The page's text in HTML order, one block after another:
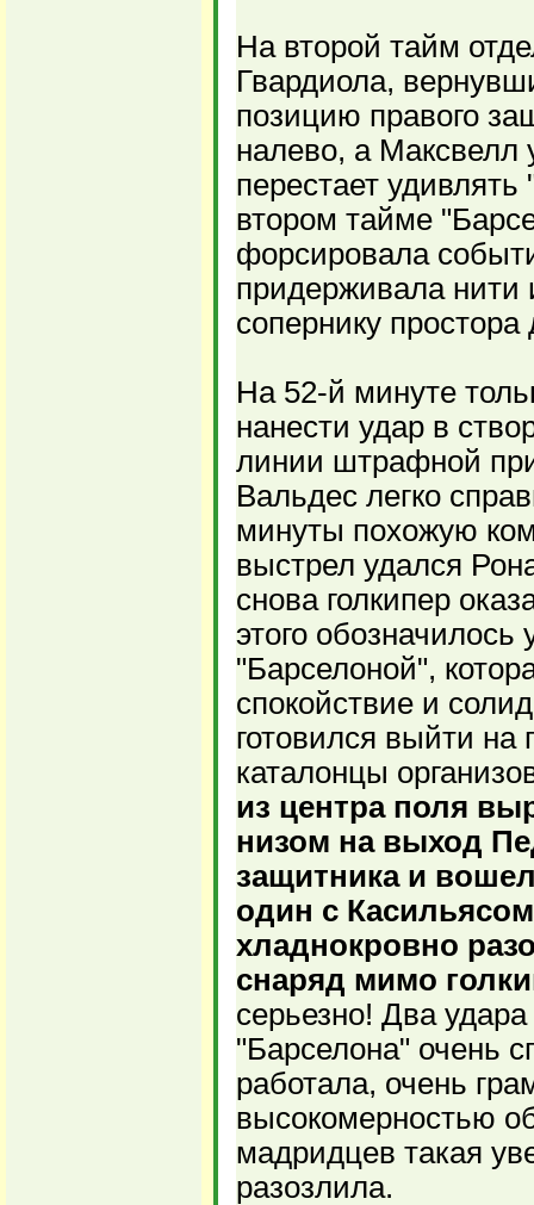
На второй тайм
Гвардиола,
позицию правого
налево, а Максвелл
перестает
втором тайме
форсировала
придерживала нити
сопернику
На 52-й минуте
нанести удар в
линии штрафной
Вальдес легко
минуты похожую
выстрел удался
снова голкипер
этого
"Барселоной",
спокойствие и
готовился выйти
каталонцы
из центра поля
низом на выход
защитника и
один с
хладнокровно
снаряд мимо
серьезно! Два
"Барселона" очень
работала, очень
высокомерностью
мадридцев такая
разозлила.